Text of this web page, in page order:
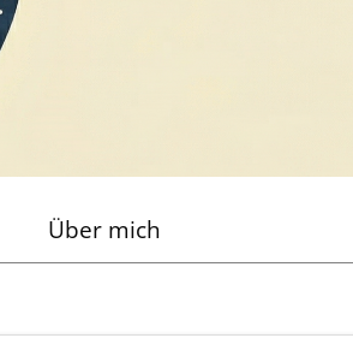
Über mich